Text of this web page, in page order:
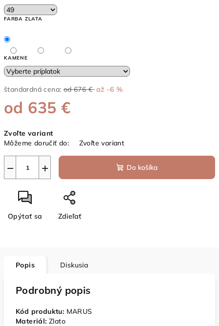
FARBA ZLATA
KAMENE
štandardná cena: od 676 € až –6 %
od 635 €
cena:
Zvoľte variant
Môžeme doručiť do:
Zvoľte variant
+
− Do košíka
Opýtať sa Zdieľať
Popis Diskusia
Podrobný popis
Kód produktu: MARUS
Materiál: Zlato